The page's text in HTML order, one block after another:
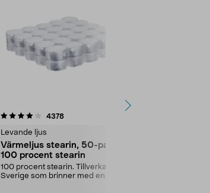
4378recensioner
Levande ljus
Värmeljus stearin, 50-pack,
100 procent stearin
100 procent stearin. Tillverkade i
Sverige som brinner med en
4.5av 5 stjärnor